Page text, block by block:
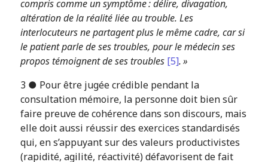
compris comme un symptôme : délire, divagation,
altération de la réalité liée au trouble. Les
interlocuteurs ne partagent plus le même cadre, car si
le patient parle de ses troubles, pour le médecin ses
propos témoignent de ses troubles [5]. »
3 ● Pour être jugée crédible pendant la
consultation mémoire, la personne doit bien sûr
faire preuve de cohérence dans son discours, mais
elle doit aussi réussir des exercices standardisés
qui, en s’appuyant sur des valeurs productivistes
(rapidité, agilité, réactivité) défavorisent de fait